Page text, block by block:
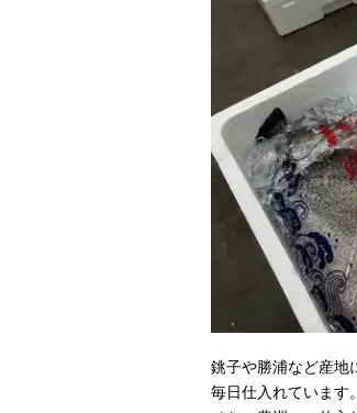
銚子や勝浦など産地
毎日仕入れています